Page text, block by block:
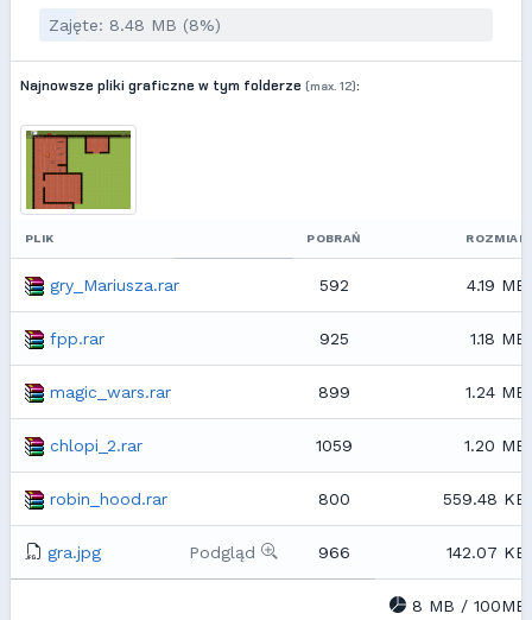
Zajęte: 8.48 MB (8%)
Najnowsze pliki graficzne w tym folderze (max. 12):
PLIK POBRAŃ ROZMIAR
gry_Mariusza.rar 592 4.19 MB
fpp.rar 925 1.18 MB
magic_wars.rar 899 1.24 MB
chlopi_2.rar 1059 1.20 MB
robin_hood.rar 800 559.48 KB
gra.jpg Podgląd 966 142.07 KB
8 MB / 100MB